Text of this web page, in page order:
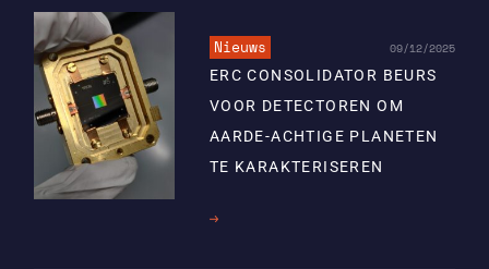
Nieuws 09/12/2025
ERC CONSOLIDATOR BEURS
VOOR DETECTOREN OM
AARDE-ACHTIGE PLANETEN
TE KARAKTERISEREN
Lees